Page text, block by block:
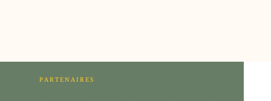
PARTENAIRES